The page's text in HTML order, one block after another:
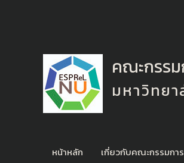
คณะกรร
มหาวิทย
หน้าหลัก เกี่ยวกับคณะกรรมการ